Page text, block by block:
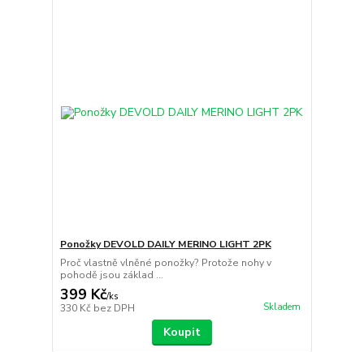
Ponožky DEVOLD DAILY MERINO LIGHT 2PK
Proč vlastně vlněné ponožky? Protože nohy v
pohodě jsou základ ...
399 Kč/ks
330 Kč bez DPH Skladem
Koupit